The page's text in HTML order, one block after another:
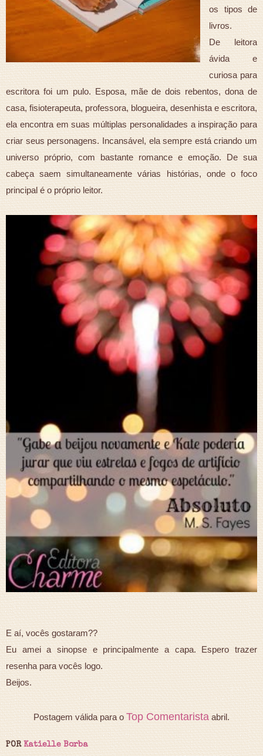
os tipos de
livros.
De leitora
ávida e
curiosa para
escritora foi um pulo. Esposa, mãe de dois rebentos, dona de
casa, fisioterapeuta, professora, blogueira, desenhista e escritora,
ela encontra em suas múltiplas personalidades a inspiração para
criar seus personagens. Incansável, ela sempre está criando um
universo próprio, com bastante romance e emoção. De sua
cabeça saem simultaneamente várias histórias, onde o foco
principal é o próprio leitor.
E aí, vocês gostaram??
Eu amei a sinopse e principalmente a capa. Espero trazer
resenha para vocês logo.
Beijos.
Postagem válida para oTop Comentarista abril.
PORKatielle Borba